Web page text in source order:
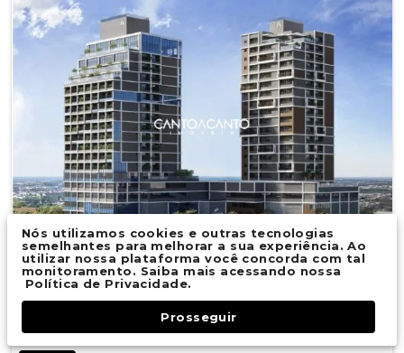
Nós utilizamos cookies e outras tecnologias
semelhantes para melhorar a sua experiência. Ao
utilizar nossa plataforma você concorda com tal
monitoramento. Saiba mais acessando nossa
Política de Privacidade.
Prosseguir